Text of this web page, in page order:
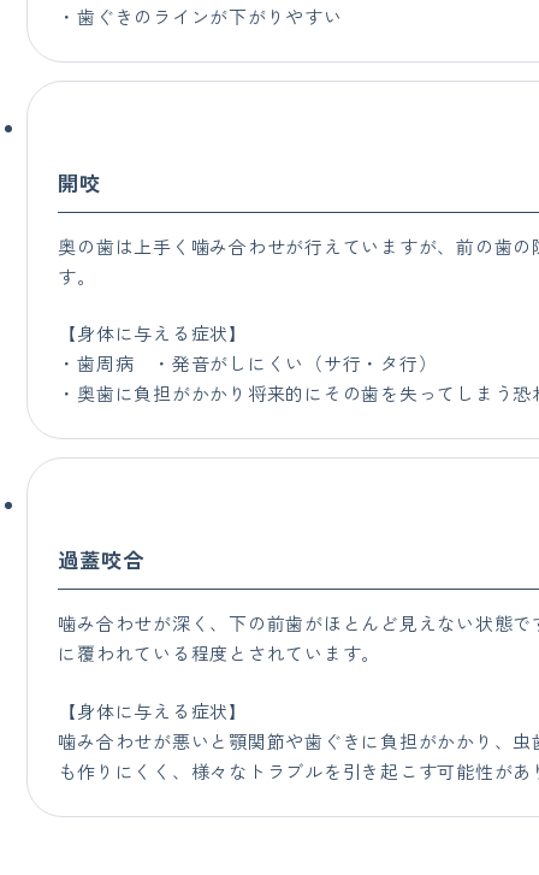
・歯ぐきのラインが下がりやすい
開咬
奥の歯は上手く噛み合わせが行えていますが、前の歯
す。
【身体に与える症状】
・歯周病 ・発音がしにくい（サ行・タ行）
・奥歯に負担がかかり将来的にその歯を失ってしまう恐
過蓋咬合
噛み合わせが深く、下の前歯がほとんど見えない状態
に覆われている程度とされています。
【身体に与える症状】
噛み合わせが悪いと顎関節や歯ぐきに負担がかかり、
も作りにくく、様々なトラブルを引き起こす可能性があ